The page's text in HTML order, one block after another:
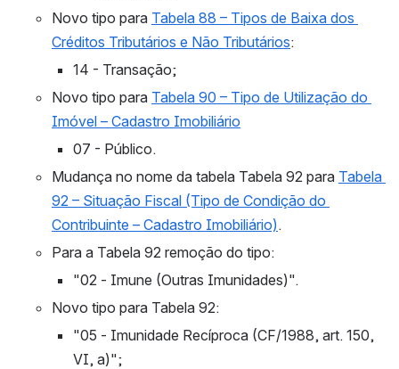
Novo tipo para Tabela 88 – Tipos de Baixa dos
Créditos Tributários e Não Tributários:
14 - Transação;
Novo tipo para Tabela 90 – Tipo de Utilização do
Imóvel – Cadastro Imobiliário
07 - Público.
Mudança no nome da tabela Tabela 92 para Tabela
92 – Situação Fiscal (Tipo de Condição do
Contribuinte – Cadastro Imobiliário).
Para a Tabela 92 remoção do tipo:
"02 - Imune (Outras Imunidades)".
Novo tipo para Tabela 92:
"05 - Imunidade Recíproca (CF/1988, art. 150,
VI, a)";